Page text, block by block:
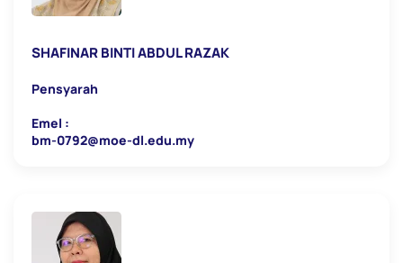
SHAFINAR BINTI ABDUL RAZAK
Pensyarah
Emel :
bm-0792@moe-dl.edu.my